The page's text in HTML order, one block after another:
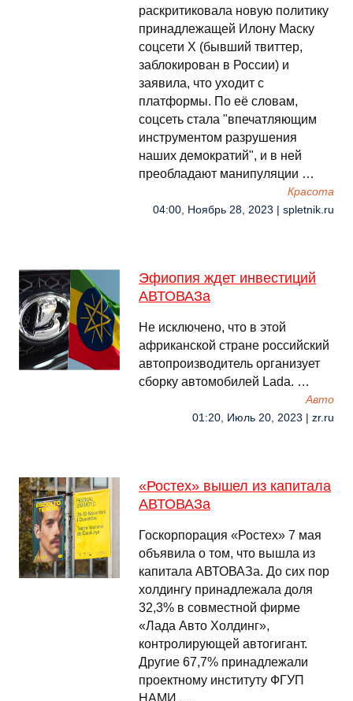
раскритиковала новую политику
принадлежащей Илону Маску
соцсети X (бывший твиттер,
заблокирован в России) и
заявила, что уходит с
платформы. По её словам,
соцсеть стала "впечатляющим
инструментом разрушения
наших демократий", и в ней
преобладают манипуляции …
Красота
04:00, Ноябрь 28, 2023 | spletnik.ru
Эфиопия ждет инвестиций
АВТОВАЗа
Не исключено, что в этой
африканской стране российский
автопроизводитель организует
сборку автомобилей Lada. …
Авто
01:20, Июль 20, 2023 | zr.ru
«Ростех» вышел из капитала
АВТОВАЗа
Госкорпорация «Ростех» 7 мая
объявила о том, что вышла из
капитала АВТОВАЗа. До сих пор
холдингу принадлежала доля
32,3% в совместной фирме
«Лада Авто Холдинг»,
контролирующей автогигант.
Другие 67,7% принадлежали
проектному институту ФГУП
НАМИ. …